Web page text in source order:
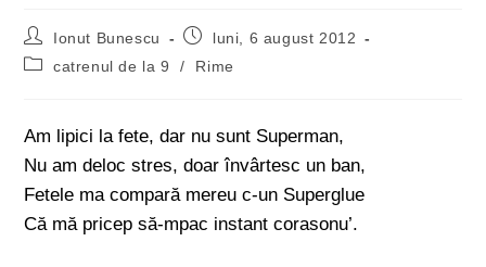
Ionut Bunescu
luni, 6 august 2012
catrenul de la 9
/ Rime
Am lipici la fete, dar nu sunt Superman,
Nu am deloc stres, doar învârtesc un ban,
Fetele ma compară mereu c-un Superglue
Că mă pricep să-mpac instant corasonu’.